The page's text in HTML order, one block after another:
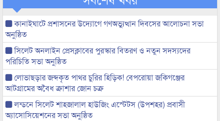
কানাইঘাটে প্রশাসনের উদ্যোগে গণঅভ্যুত্থান দিবসের আলোচনা সভা
অনুষ্ঠিত
সিলেট অনলাইন প্রেসক্লাবের পুরস্কার বিতরণ ও নতুন সদস্যদের
পরিচিতি সভা অনুষ্ঠিত
লোভাছড়ার জব্দকৃত পাথর চুরির হিড়িক! বেপরোয়া জকিগঞ্জের
আটগ্রামের অবৈধ ক্রাশার জোন চক্র
লন্ডনে সিলেট শাহজালাল হাউজিং এস্টেটস (উপশহর) প্রবাসী
অ্যাসোসিয়েশনের সভা অনুষ্ঠিত